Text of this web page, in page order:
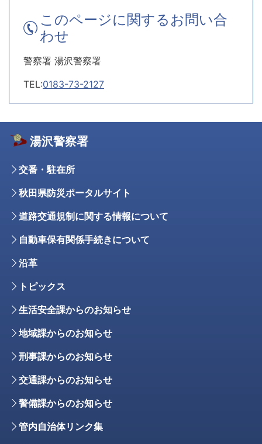
このページに関するお問い合
わせ
警察署 湯沢警察署
TEL:0183-73-2127
湯沢警察署
交番・駐在所
秋田県防災ポータルサイト
道路交通規制に関する情報について
自動車保有関係手続きについて
沿革
トピックス
生活安全課からのお知らせ
地域課からのお知らせ
刑事課からのお知らせ
交通課からのお知らせ
警備課からのお知らせ
管内自治体リンク集